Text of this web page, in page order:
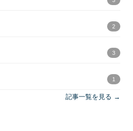
2
3
1
記事一覧を見る →